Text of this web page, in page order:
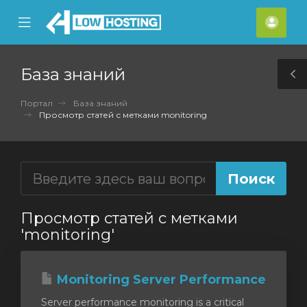
Mobile
Menu
База знаний
Портал
База знаний
Просмотр статей с метками monitoring
Просмотр статей с метками
'monitoring'
Monitoring Server Performance
Server performance monitoring is a critical